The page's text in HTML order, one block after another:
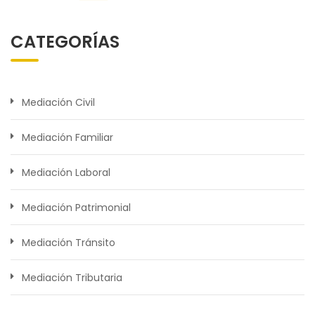
CATEGORÍAS
Mediación Civil
Mediación Familiar
Mediación Laboral
Mediación Patrimonial
Mediación Tránsito
Mediación Tributaria